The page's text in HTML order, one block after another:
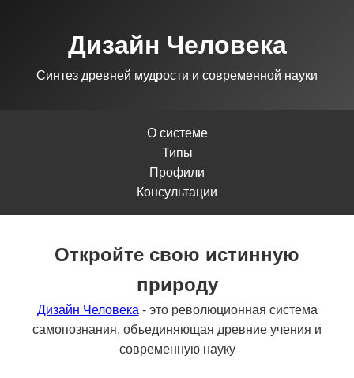
Дизайн Человека
Синтез древней мудрости и современной науки
О системе
Типы
Профили
Консультации
Откройте свою истинную
природу
Дизайн Человека - это революционная система
самопознания, объединяющая древние учения и
современную науку